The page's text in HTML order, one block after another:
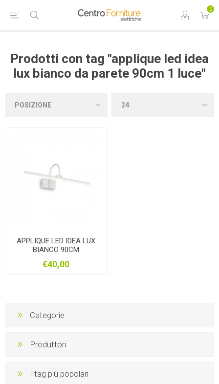
0
Prodotti con tag "applique led idea
lux bianco da parete 90cm 1 luce"
APPLIQUE LED IDEA LUX
BIANCO 90CM
€40,00
Categorie
Produttori
I tag più popolari